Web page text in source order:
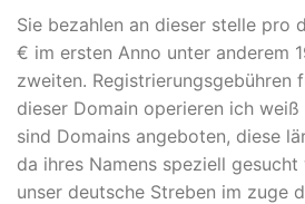
Sie bezahlen an dieser stelle pro
€ im ersten Anno unter anderem
zweiten. Registrierungsgebühren
dieser Domain operieren ich
sind Domains angeboten, diese
da ihres Namens speziell
unser deutsche Streben im zuge